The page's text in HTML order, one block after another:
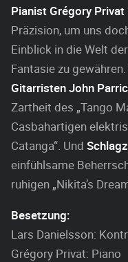
Pianist Grégory Privat
Präzision, um uns
Einblick in die Welt
Fantasie zu
Gitarristen John
Zartheit des „Tango
Casbahartigen
Catanga“. Und
einfühlsame
ruhigen „Nikita’s
Besetzung:
Lars Danielsson:
Grégory Privat: Piano